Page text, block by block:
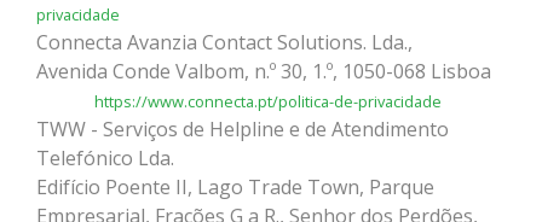
privacidade
Connecta Avanzia Contact Solutions. Lda.,
Avenida Conde Valbom, n.º 30, 1.º, 1050-068 Lisboa
https://www.connecta.pt/politica-de-privacidade
TWW - Serviços de Helpline e de Atendimento
Telefónico Lda.
Edifício Poente II, Lago Trade Town, Parque
Empresarial, Frações G a R., Senhor dos Perdões,